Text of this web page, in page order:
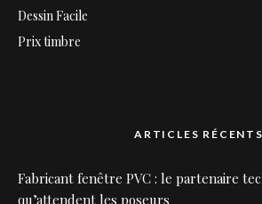
Dessin Facile
Prix timbre
ARTICLES RÉCENTS
Fabricant fenêtre PVC : le partenaire
qu’attendent les poseurs